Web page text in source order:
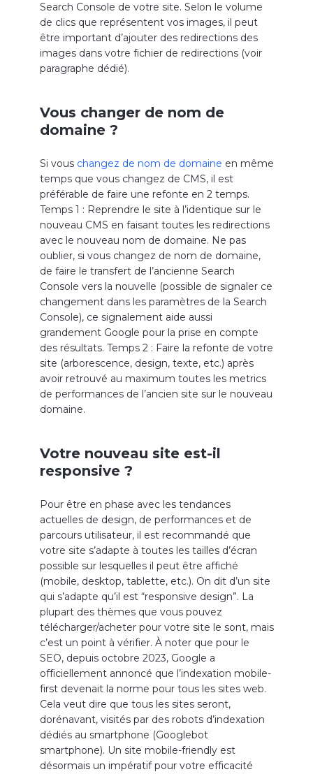
Search Console de votre site. Selon le volume
de clics que représentent vos images, il peut
être important d’ajouter des redirections des
images dans votre fichier de redirections (voir
paragraphe dédié).
Vous changer de nom de
domaine ?
Si vous changez de nom de domaine en même
temps que vous changez de CMS, il est
préférable de faire une refonte en 2 temps.
Temps 1 : Reprendre le site à l’identique sur le
nouveau CMS en faisant toutes les redirections
avec le nouveau nom de domaine. Ne pas
oublier, si vous changez de nom de domaine,
de faire le transfert de l’ancienne Search
Console vers la nouvelle (possible de signaler ce
changement dans les paramètres de la Search
Console), ce signalement aide aussi
grandement Google pour la prise en compte
des résultats. Temps 2 : Faire la refonte de votre
site (arborescence, design, texte, etc.) après
avoir retrouvé au maximum toutes les metrics
de performances de l’ancien site sur le nouveau
domaine.
Votre nouveau site est-il
responsive ?
Pour être en phase avec les tendances
actuelles de design, de performances et de
parcours utilisateur, il est recommandé que
votre site s’adapte à toutes les tailles d’écran
possible sur lesquelles il peut être affiché
(mobile, desktop, tablette, etc.). On dit d’un site
qui s’adapte qu’il est “responsive design”. La
plupart des thèmes que vous pouvez
télécharger/acheter pour votre site le sont, mais
c’est un point à vérifier. À noter que pour le
SEO, depuis octobre 2023, Google a
officiellement annoncé que l’indexation mobile-
first devenait la norme pour tous les sites web.
Cela veut dire que tous les sites seront,
dorénavant, visités par des robots d’indexation
dédiés au smartphone (Googlebot
smartphone). Un site mobile-friendly est
désormais un impératif pour votre efficacité